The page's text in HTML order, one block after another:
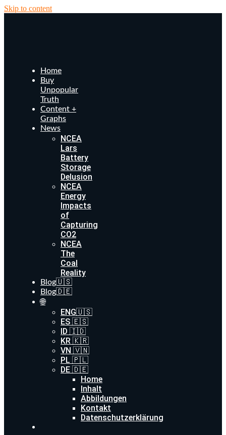
Skip to content
Home
Buy
Unpopular
Truth
Content +
Graphs
News
NCEA
Lars
Battery
Storage
Delusion
NCEA
Energy
Impacts
of
Capturing
CO2
NCEA
The
Coal
Reality
Blog🇺🇸
Blog🇩🇪
🌐
ENG🇺🇸
ES 🇪🇸
ID 🇮🇩
KR 🇰🇷
VN 🇻🇳
PL 🇵🇱
DE 🇩🇪
Home
Inhalt
Abbildungen
Kontakt
Datenschutzerklärung